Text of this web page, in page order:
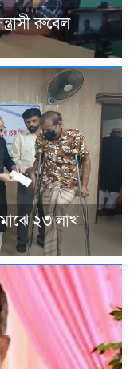
রুবেল
মাঝে ২৩ লাখ